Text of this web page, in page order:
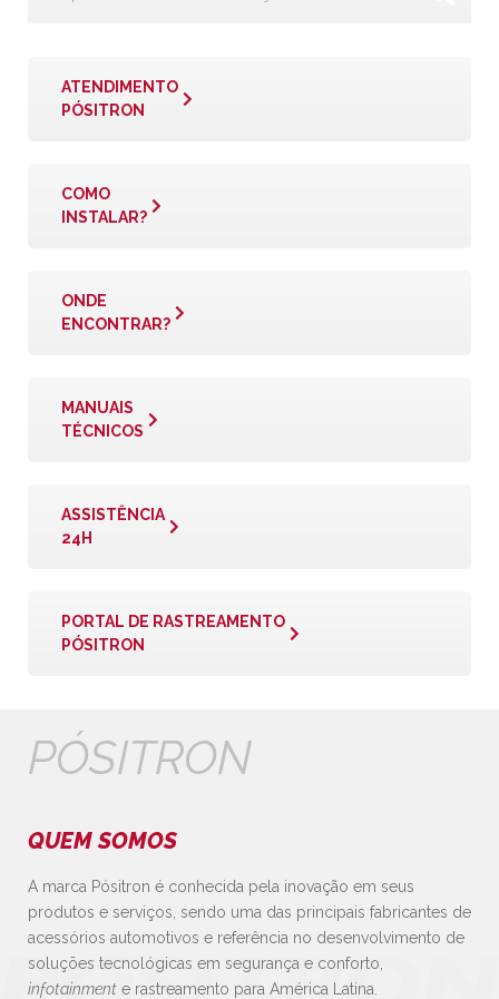
ATENDIMENTO
PÓSITRON
COMO
INSTALAR?
ONDE
ENCONTRAR?
MANUAIS
TÉCNICOS
ASSISTÊNCIA
24H
PORTAL DE RASTREAMENTO
PÓSITRON
PÓSITRON
QUEM SOMOS
A marca Pósitron é conhecida pela inovação em seus
produtos e serviços, sendo uma das principais fabricantes de
acessórios automotivos e referência no desenvolvimento de
soluções tecnológicas em segurança e conforto,
infotainment e rastreamento para América Latina.